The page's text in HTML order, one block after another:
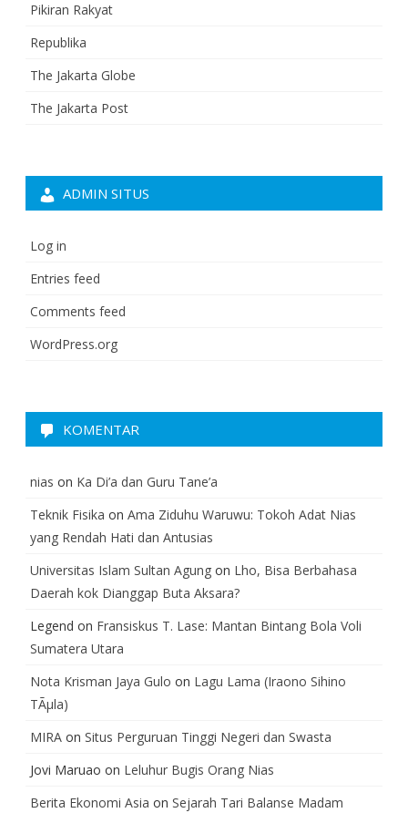
Pikiran Rakyat
Republika
The Jakarta Globe
The Jakarta Post
ADMIN SITUS
Log in
Entries feed
Comments feed
WordPress.org
KOMENTAR
nias on Ka Di’a dan Guru Tane’a
Teknik Fisika on Ama Ziduhu Waruwu: Tokoh Adat Nias
yang Rendah Hati dan Antusias
Universitas Islam Sultan Agung on Lho, Bisa Berbahasa
Daerah kok Dianggap Buta Aksara?
Legend on Fransiskus T. Lase: Mantan Bintang Bola Voli
Sumatera Utara
Nota Krisman Jaya Gulo on Lagu Lama (Iraono Sihino
TÃµla)
MIRA on Situs Perguruan Tinggi Negeri dan Swasta
Jovi Maruao on Leluhur Bugis Orang Nias
Berita Ekonomi Asia on Sejarah Tari Balanse Madam